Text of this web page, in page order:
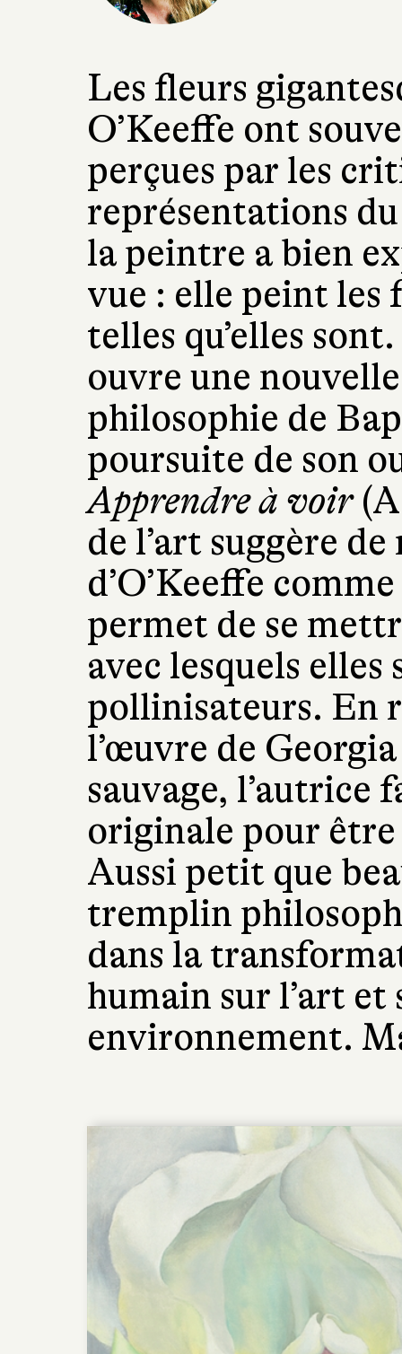
Les fleurs
O’Keeffe ont
perçues par les
représentations
la peintre a bien
vue : elle peint les
telles qu’elles
ouvre une
philosophie de
poursuite de son
Apprendre à voir
de l’art suggère
d’O’Keeffe
permet de se
avec lesquels elles
pollinisateurs. En
l’œuvre de
sauvage, l’autrice
originale pour être
Aussi petit que
tremplin
dans la
humain sur l’art et
environnement.